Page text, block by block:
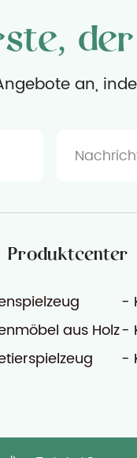
an,
Produktcenter
-
aus Holz-
-